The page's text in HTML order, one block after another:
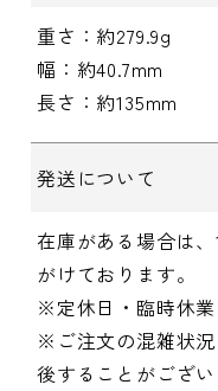
重さ：約279.9g
幅：約40.7mm
長さ：約135mm
発送について
在庫がある場合は
がけております。
※定休日・臨時休業
※ご注文の混雑状
後することがござ